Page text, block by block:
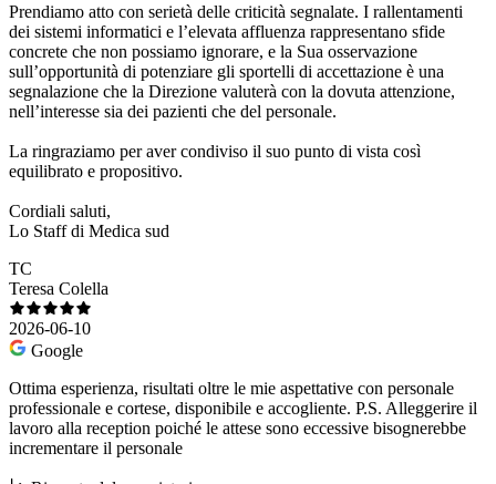
Prendiamo atto con serietà delle criticità segnalate. I rallentamenti
dei sistemi informatici e l’elevata affluenza rappresentano sfide
concrete che non possiamo ignorare, e la Sua osservazione
sull’opportunità di potenziare gli sportelli di accettazione è una
segnalazione che la Direzione valuterà con la dovuta attenzione,
nell’interesse sia dei pazienti che del personale.
La ringraziamo per aver condiviso il suo punto di vista così
equilibrato e propositivo.
Cordiali saluti,
Lo Staff di Medica sud
TC
Teresa Colella
2026-06-10
Google
Ottima esperienza, risultati oltre le mie aspettative con personale
professionale e cortese, disponibile e accogliente. P.S. Alleggerire il
lavoro alla reception poiché le attese sono eccessive bisognerebbe
incrementare il personale